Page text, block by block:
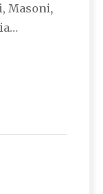
Masoni,